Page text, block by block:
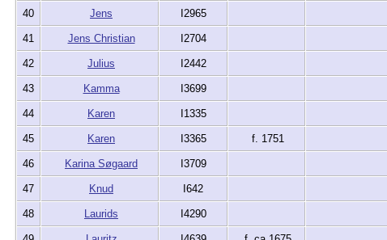
40 Jens I2965
41 Jens Christian I2704
42 Julius I2442
43 Kamma I3699
44 Karen I1335
45 Karen I3365 f. 1751
46 Karina Søgaard I3709
47 Knud I642
48 Laurids I4290